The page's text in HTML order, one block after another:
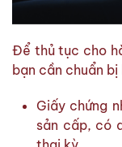
Để thủ tục cho
bạn cần chuẩn
Giấy chứng
sản cấp, có